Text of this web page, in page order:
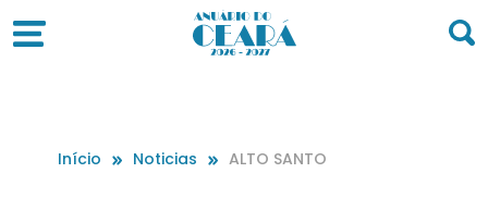
Início Noticias ALTO SANTO